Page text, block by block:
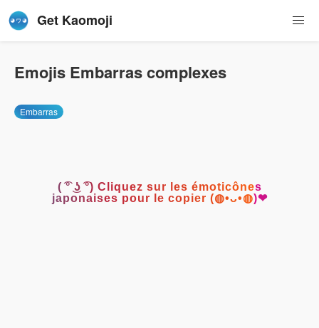
Get Kaomoji
Emojis Embarras complexes
Embarras
( ͡° ͜ʖ ͡°) Cliquez sur les émoticônes
japonaises pour le copier (◍•ᴗ•◍)❤